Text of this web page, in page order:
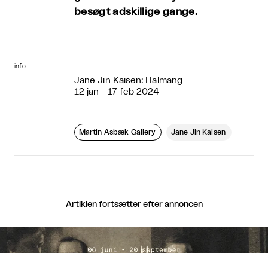
besøgt adskillige gange.
info
Jane Jin Kaisen: Halmang
12 jan - 17 feb 2024
Martin Asbæk Gallery Jane Jin Kaisen
Artiklen fortsætter efter annoncen